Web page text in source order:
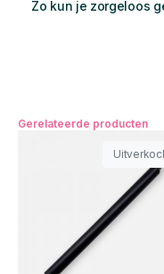
Zo kun je zorgeloos
Gerelateerde producten